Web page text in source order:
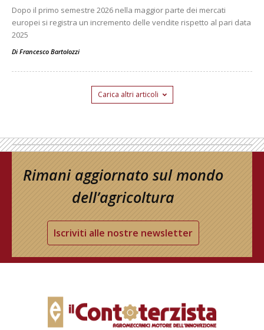
Dopo il primo semestre 2026 nella maggior parte dei mercati
europei si registra un incremento delle vendite rispetto al pari data
2025
Di Francesco Bartolozzi
Carica altri articoli
Rimani aggiornato sul mondo
dell’agricoltura
Iscriviti alle nostre newsletter